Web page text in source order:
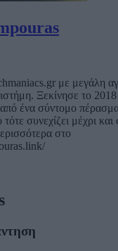
με μεγάλη
Ξεκίνησε το 2018
ένα σύντομο
συνεχίζει μέχρι και
στο